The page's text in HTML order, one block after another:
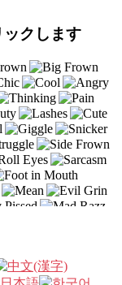
クします